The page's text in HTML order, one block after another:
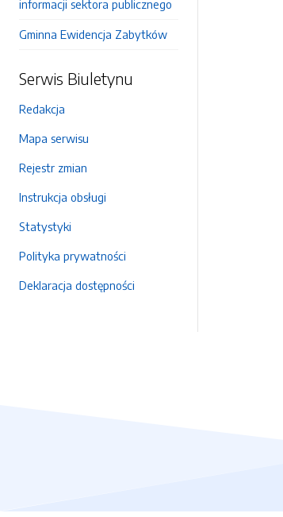
informacji sektora publicznego
Gminna Ewidencja Zabytków
Serwis Biuletynu
Redakcja
Mapa serwisu
Rejestr zmian
Instrukcja obsługi
Statystyki
Polityka prywatności
Deklaracja dostępności